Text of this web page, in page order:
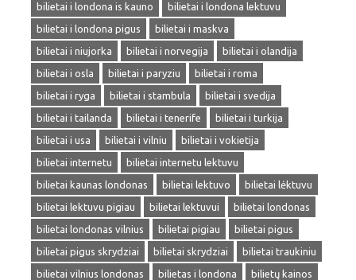
bilietai i londona is kauno
bilietai i londona lektuvu
bilietai i londona pigus
bilietai i maskva
bilietai i niujorka
bilietai i norvegija
bilietai i olandija
bilietai i osla
bilietai i paryziu
bilietai i roma
bilietai i ryga
bilietai i stambula
bilietai i svedija
bilietai i tailanda
bilietai i tenerife
bilietai i turkija
bilietai i usa
bilietai i vilniu
bilietai i vokietija
bilietai internetu
bilietai internetu lektuvu
bilietai kaunas londonas
bilietai lektuvo
bilietai lėktuvu
bilietai lektuvu pigiau
bilietai lektuvui
bilietai londonas
bilietai londonas vilnius
bilietai pigiau
bilietai pigus
bilietai pigus skrydziai
bilietai skrydziai
bilietai traukiniu
bilietai vilnius londonas
bilietas i londona
bilietų kainos